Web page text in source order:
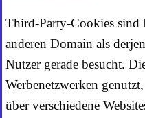
Third-Party-Cookies sind
anderen Domain als
Nutzer gerade besucht.
Werbenetzwerken
über verschiedene